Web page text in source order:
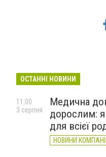
ОСТАННІ НОВИНИ
Медична
дорослим:
для всієї
НОВИНИ
11:00
3 серпня